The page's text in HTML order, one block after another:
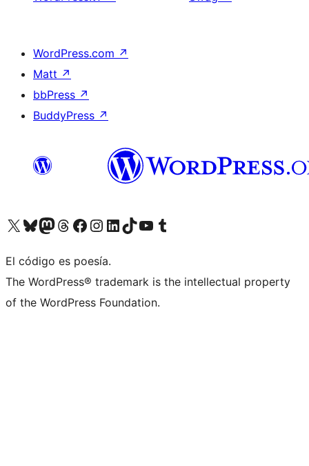
WordPress.com ↗
Matt ↗
bbPress ↗
BuddyPress ↗
Visit our X (formerly Twitter) account
Visit our Bluesky account
Visit our Mastodon account
Visit our Threads account
Visita nuestra página de Facebook
Visita nuestra cuenta de Instagram
Visita nuestra cuenta de LinkedIn
Visit our TikTok account
Visita nuestro canal de YouTube
Visit our Tumblr account
El código es poesía.
The WordPress® trademark is the intellectual property
of the WordPress Foundation.